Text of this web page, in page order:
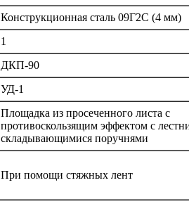
Конструкционная сталь 09Г2С (4 мм)
1
ДКП-90
УД-1
Площадка из просеченного листа с
противоскользящим эффектом с
складывающимися поручнями
При помощи стяжных лент